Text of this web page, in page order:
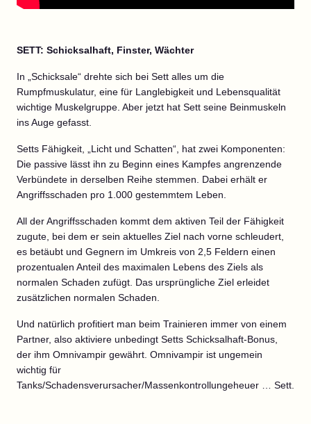
SETT: Schicksalhaft, Finster, Wächter
In „Schicksale“ drehte sich bei Sett alles um die
Rumpfmuskulatur, eine für Langlebigkeit und Lebensqualität
wichtige Muskelgruppe. Aber jetzt hat Sett seine Beinmuskeln
ins Auge gefasst.
Setts Fähigkeit, „Licht und Schatten“, hat zwei Komponenten:
Die passive lässt ihn zu Beginn eines Kampfes angrenzende
Verbündete in derselben Reihe stemmen. Dabei erhält er
Angriffsschaden pro 1.000 gestemmtem Leben.
All der Angriffsschaden kommt dem aktiven Teil der Fähigkeit
zugute, bei dem er sein aktuelles Ziel nach vorne schleudert,
es betäubt und Gegnern im Umkreis von 2,5 Feldern einen
prozentualen Anteil des maximalen Lebens des Ziels als
normalen Schaden zufügt. Das ursprüngliche Ziel erleidet
zusätzlichen normalen Schaden.
Und natürlich profitiert man beim Trainieren immer von einem
Partner, also aktiviere unbedingt Setts Schicksalhaft-Bonus,
der ihm Omnivampir gewährt. Omnivampir ist ungemein
wichtig für
Tanks/Schadensverursacher/Massenkontrollungeheuer … Sett.